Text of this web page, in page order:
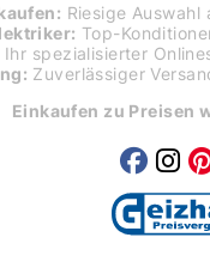
Riesige
Top-
Ihr spezialisierter
Zuverlässiger
Einkaufen zu Preisen